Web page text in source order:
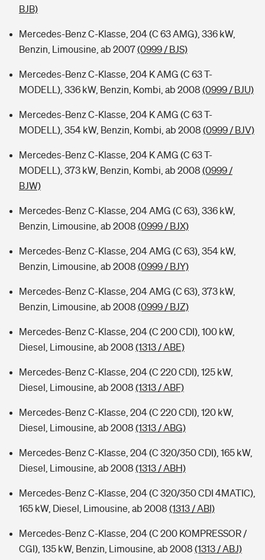
BJB)
Mercedes-Benz C-Klasse, 204 (C 63 AMG), 336 kW,
Benzin, Limousine, ab 2007(0999 / BJS)
Mercedes-Benz C-Klasse, 204 K AMG (C 63 T-
MODELL), 336 kW, Benzin, Kombi, ab 2008 (0999 / BJU)
Mercedes-Benz C-Klasse, 204 K AMG (C 63 T-
MODELL), 354 kW, Benzin, Kombi, ab 2008 (0999 / BJV)
Mercedes-Benz C-Klasse, 204 K AMG (C 63 T-
MODELL), 373 kW, Benzin, Kombi, ab 2008 (0999 /
BJW)
Mercedes-Benz C-Klasse, 204 AMG (C 63), 336 kW,
Benzin, Limousine, ab 2008 (0999 / BJX)
Mercedes-Benz C-Klasse, 204 AMG (C 63), 354 kW,
Benzin, Limousine, ab 2008 (0999 / BJY)
Mercedes-Benz C-Klasse, 204 AMG (C 63), 373 kW,
Benzin, Limousine, ab 2008 (0999 / BJZ)
Mercedes-Benz C-Klasse, 204 (C 200 CDI), 100 kW,
Diesel, Limousine, ab 2008 (1313 / ABE)
Mercedes-Benz C-Klasse, 204 (C 220 CDI), 125 kW,
Diesel, Limousine, ab 2008 (1313 / ABF)
Mercedes-Benz C-Klasse, 204 (C 220 CDI), 120 kW,
Diesel, Limousine, ab 2008 (1313 / ABG)
Mercedes-Benz C-Klasse, 204 (C 320/350 CDI), 165 kW,
Diesel, Limousine, ab 2008 (1313 / ABH)
Mercedes-Benz C-Klasse, 204 (C 320/350 CDI 4MATIC),
165 kW, Diesel, Limousine, ab 2008 (1313 / ABI)
Mercedes-Benz C-Klasse, 204 (C 200 KOMPRESSOR /
CGI), 135 kW, Benzin, Limousine, ab 2008 (1313 / ABJ)